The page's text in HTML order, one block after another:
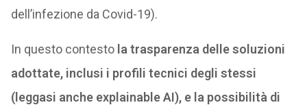
dell’infezione da Covid-19).
In questo contesto la trasparenza delle soluzioni
adottate, inclusi i profili tecnici degli stessi
(leggasi anche explainable AI), e la possibilità di